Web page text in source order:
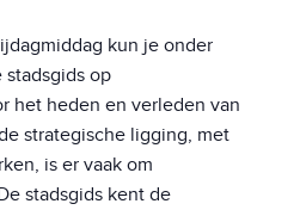
kun je onder
op
het heden en verleden van
strategische ligging, met
is er vaak om
stadsgids kent de